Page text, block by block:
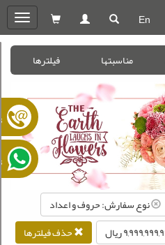
En
مناسبتها فیلترها
نوع سفارش: حروف و اعداد
حذف فیلترها